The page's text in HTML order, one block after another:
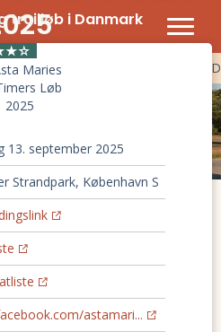
trailløb i Danmark
ultra
13. september 2025
Strandpark, København S
astamari...